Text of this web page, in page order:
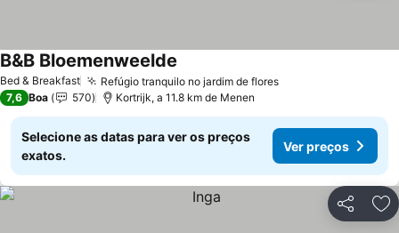
Bed & Breakfast Refúgio tranquilo no jardim de floresVer preços
B&B Bloemenweelde
7,6 Boa 570 Kortrijk, a 11.8 km de Menen
Selecione as datas para ver os preços
exatos.
Ver preços
Partilhar